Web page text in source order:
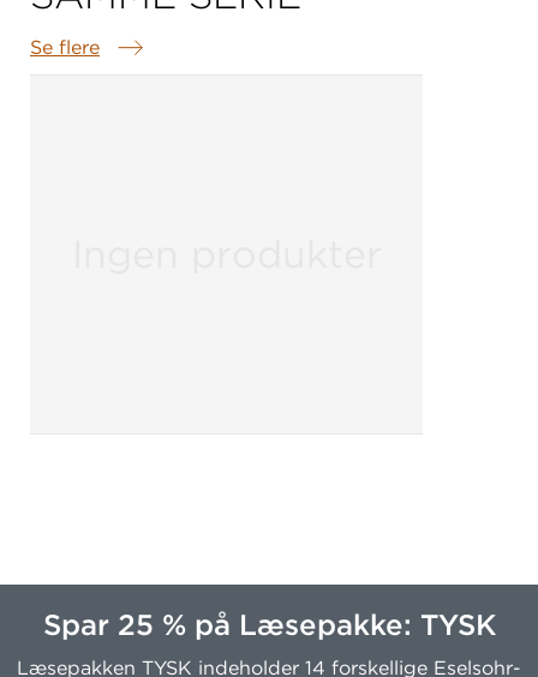
Se flere
Samme serie
Spar 25 % på Læsepakke: TYSK
Læsepakken TYSK indeholder 14 forskellige Eselsohr-